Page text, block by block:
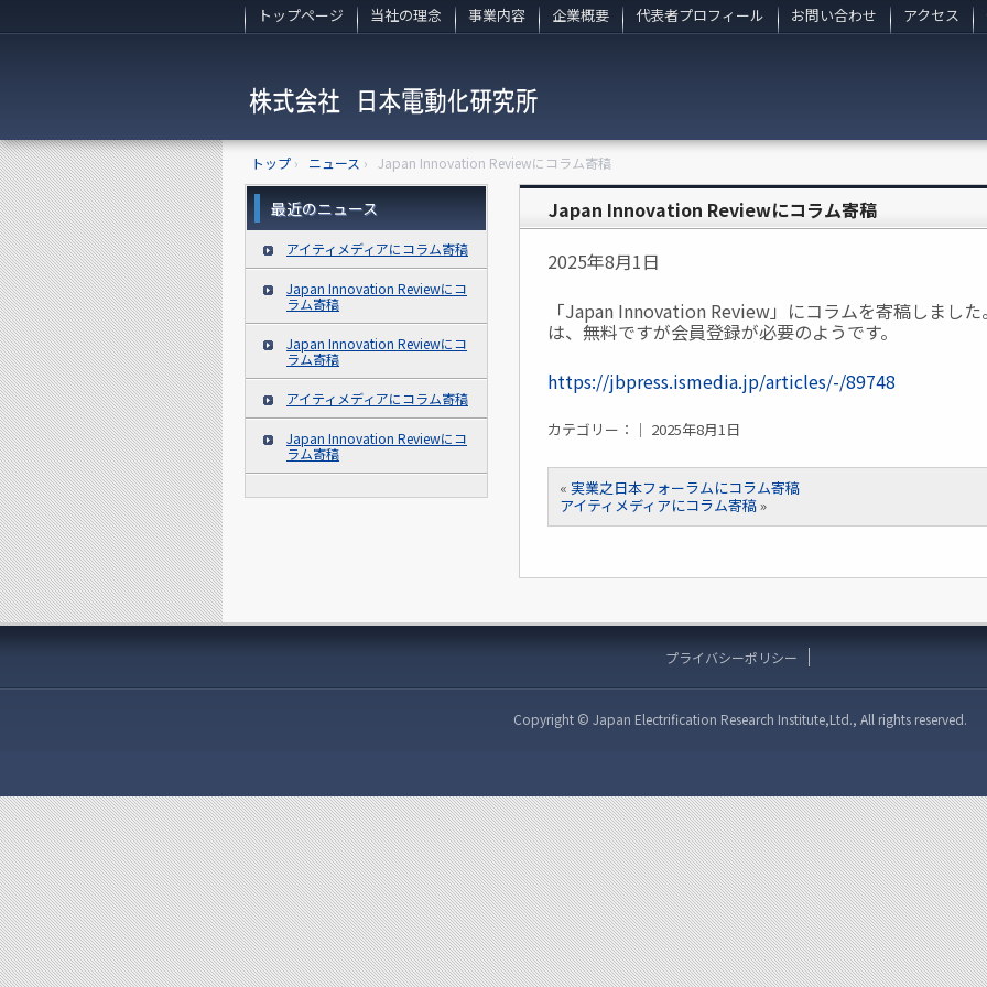
トップページ 当社の理念 事業内容 企業概要 代表者プロフィール お問い合わせ アクセス
トップ › ニュース › Japan Innovation Reviewにコラム寄稿
Japan Innovation Reviewにコラム寄稿
2025年8月1日
「Japan Innovation Review」にコラムを寄稿しまし
は、無料ですが会員登録が必要のようです。
https://jbpress.ismedia.jp/articles/-/89748
カテゴリー：｜ 2025年8月1日
« 実業之日本フォーラムにコラム寄稿
アイティメディアにコラム寄稿»
最近のニュース
アイティメディアにコラム寄稿
Japan Innovation Reviewにコ
ラム寄稿
Japan Innovation Reviewにコ
ラム寄稿
アイティメディアにコラム寄稿
Japan Innovation Reviewにコ
ラム寄稿
プライバシーポリシー
Copyright © Japan Electrification Research Institute,Ltd., All rights reserved.